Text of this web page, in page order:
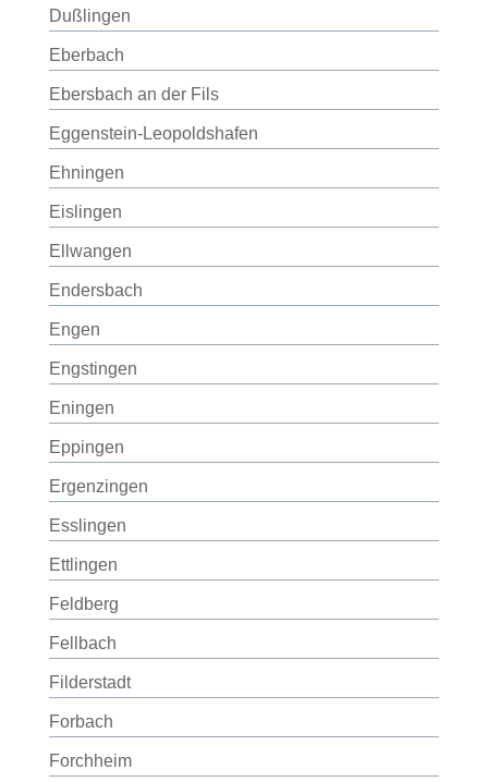
Dußlingen
Eberbach
Ebersbach an der Fils
Eggenstein-Leopoldshafen
Ehningen
Eislingen
Ellwangen
Endersbach
Engen
Engstingen
Eningen
Eppingen
Ergenzingen
Esslingen
Ettlingen
Feldberg
Fellbach
Filderstadt
Forbach
Forchheim